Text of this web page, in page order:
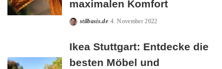
maximalen Komfort
Posted
stilbasis.de 4. November 2022
Ikea Stuttgart: Entdecke die
besten Möbel und